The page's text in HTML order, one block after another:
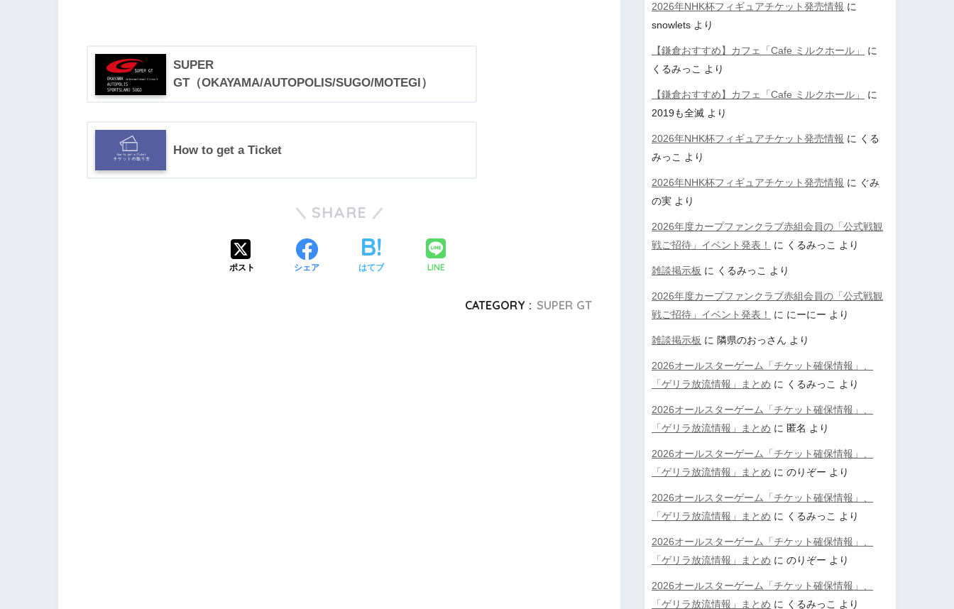
SUPER
GT（OKAYAMA/AUTOPOLIS/SUGO/MOTEGI）
How to get a Ticket
SHARE
ポスト シェア はてブ LINE
CATEGORY : SUPER GT
2026年NHK杯フィギュアチケット発売情報 に
snowlets より
【鎌倉おすすめ】カフェ「Cafe ミルクホール」
に
くるみっこ より
【鎌倉おすすめ】カフェ「Cafe ミルクホール」
に
2019も全滅 より
2026年NHK杯フィギュアチケット発売情報 に くる
みっこ より
2026年NHK杯フィギュアチケット発売情報 に ぐみ
の実 より
2026年度カープファンクラブ赤組会員の「公式戦観
戦ご招待」イベント発表！
に くるみっこ より
雑談掲示板 に くるみっこ より
2026年度カープファンクラブ赤組会員の「公式戦観
戦ご招待」イベント発表！
に にーにー より
雑談掲示板 に 隣県のおっさん より
2026オールスターゲーム「チケット確保情報」、
「ゲリラ放流情報」まとめ に くるみっこ より
2026オールスターゲーム「チケット確保情報」、
「ゲリラ放流情報」まとめ に 匿名 より
2026オールスターゲーム「チケット確保情報」、
「ゲリラ放流情報」まとめ に のりぞー より
2026オールスターゲーム「チケット確保情報」、
「ゲリラ放流情報」まとめ に くるみっこ より
2026オールスターゲーム「チケット確保情報」、
「ゲリラ放流情報」まとめ に のりぞー より
2026オールスターゲーム「チケット確保情報」、
「ゲリラ放流情報」まとめ に くるみっこ より